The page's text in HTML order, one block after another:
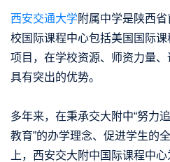
西安交通大学附属中学是陕西
校国际课程中心包括美国国际
项目，在学校资源、师资力量
具有突出的优势。
多年来，在秉承交大附中“努力
教育”的办学理念、促进学生的
上，西安交大附中国际课程中